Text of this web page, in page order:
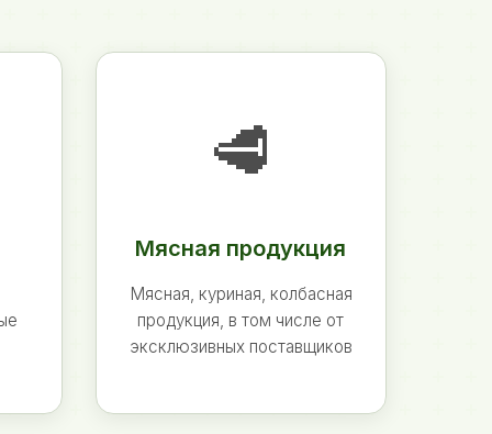
🥩
Мясная продукция
Мясная, куриная, колбасная
продукция, в том числе от
эксклюзивных поставщиков